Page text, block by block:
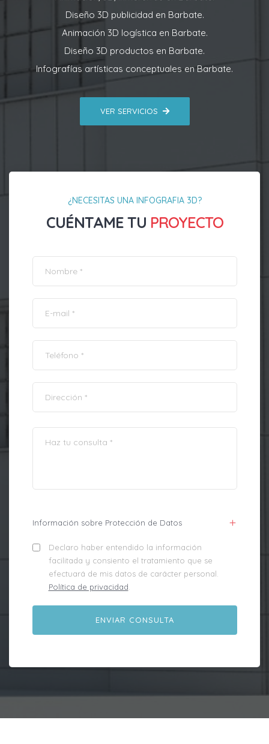
Diseño 3D publicidad en Barbate.
Animación 3D logística en Barbate.
Diseño 3D productos en Barbate.
Infografías artísticas conceptuales en Barbate.
VER SERVICIOS
¿NECESITAS UNA INFOGRAFIA 3D?
CUÉNTAME TU PROYECTO
Información sobre Protección de Datos
Declaro haber entendido la información
facilitada y consiento el tratamiento que se
efectuará de mis datos de carácter personal.
Política de privacidad.